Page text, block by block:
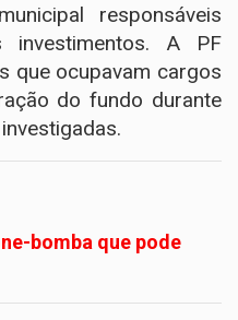
responsáveis
investimentos. A PF
que ocupavam cargos
do fundo durante
bomba que pode